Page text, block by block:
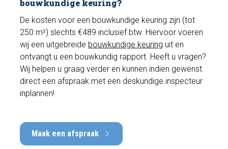
bouwkundige keuring?
De kosten voor een bouwkundige keuring zijn (tot
250 m²) slechts €489 inclusief btw. Hiervoor voeren
wij een uitgebreide bouwkundige keuring uit en
ontvangt u een bouwkundig rapport. Heeft u vragen?
Wij helpen u graag verder en kunnen indien gewenst
direct een afspraak met een deskundige inspecteur
inplannen!
Maak een afspraak